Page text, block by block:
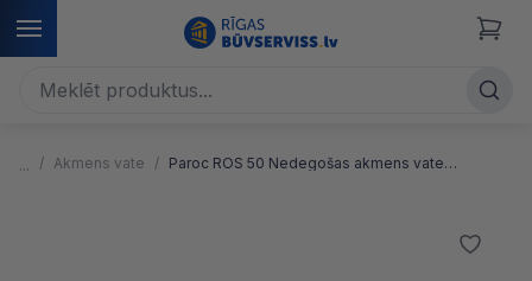
Akmens vate Paroc ROS 50 Nedegošas akmens vates jumta plāksnes siltumizolācijai